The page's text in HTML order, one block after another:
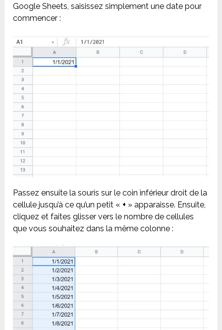
Google Sheets, saisissez simplement une date pour
commencer :
Passez ensuite la souris sur le coin inférieur droit de la
cellule jusqu’à ce qu’un petit « + » apparaisse. Ensuite,
cliquez et faites glisser vers le nombre de cellules
que vous souhaitez dans la même colonne :